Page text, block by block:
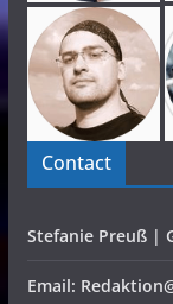
Contact
Stefanie Preuß |
Email: